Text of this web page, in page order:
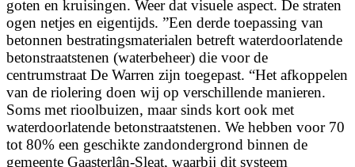
goten en kruisingen. Weer dat visuele aspect. De straten
ogen netjes en eigentijds. ”Een derde toepassing van
betonnen bestratingsmaterialen betreft waterdoorlatende
betonstraatstenen (waterbeheer) die voor de
centrumstraat De Warren zijn toegepast. “Het afkoppelen
van de riolering doen wij op verschillende manieren.
Soms met rioolbuizen, maar sinds kort ook met
waterdoorlatende betonstraatstenen. We hebben voor 70
tot 80% een geschikte zandondergrond binnen de
gemeente Gaasterlân-Sleat, waarbij dit systeem